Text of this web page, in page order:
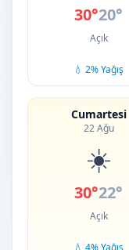
30°20°
Açık
💧 2% Yağış
Cumartesi
22 Ağu
☀️
30°22°
Açık
💧 4% Yağış